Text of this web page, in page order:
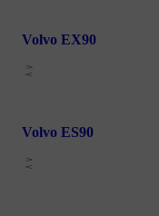
Volvo EX90
Volvo ES90